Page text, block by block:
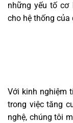
những yếu tố
cho hệ thống của
Với kinh nghiệm
trong việc tăng
nghệ, chúng tôi